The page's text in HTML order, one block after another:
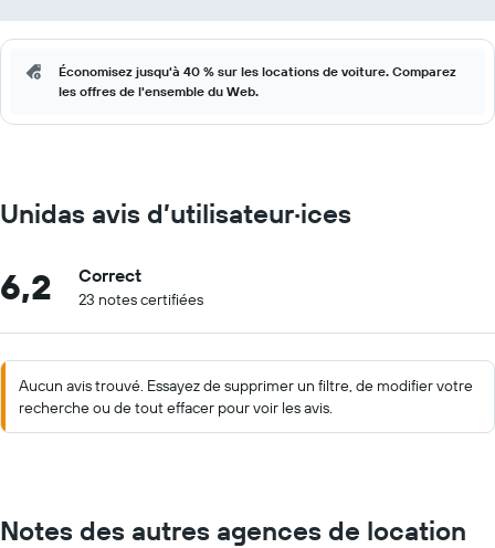
Économisez jusqu'à 40 % sur les locations de voiture. Comparez
les offres de l'ensemble du Web.
Unidas avis d’utilisateur·ices
6,2 Correct
23 notes certifiées
Aucun avis trouvé. Essayez de supprimer un filtre, de modifier votre
recherche ou de tout effacer pour voir les avis.
Notes des autres agences de location